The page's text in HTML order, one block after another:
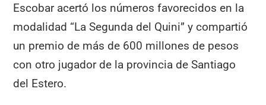
Escobar acertó los números favorecidos en la
modalidad “La Segunda del Quini” y compartió
un premio de más de 600 millones de pesos
con otro jugador de la provincia de Santiago
del Estero.